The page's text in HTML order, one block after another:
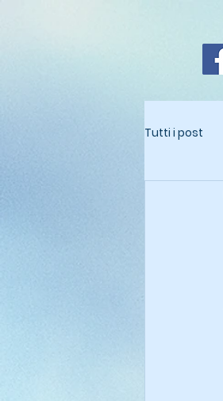
Tutti i post